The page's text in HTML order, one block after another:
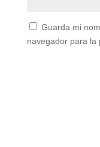
Guarda mi
navegador para la